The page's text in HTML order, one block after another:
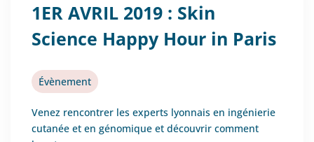
1ER AVRIL 2019 : Skin
Science Happy Hour in Paris
Évènement
Venez rencontrer les experts lyonnais en ingénierie
cutanée et en génomique et découvrir comment